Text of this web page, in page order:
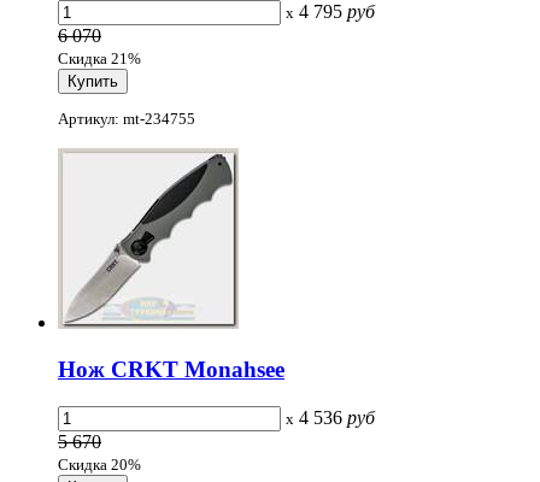
x 4 795 руб
6 070
Скидка 21%
Артикул: mt-234755
Нож CRKT Monahsee
x 4 536 руб
5 670
Скидка 20%